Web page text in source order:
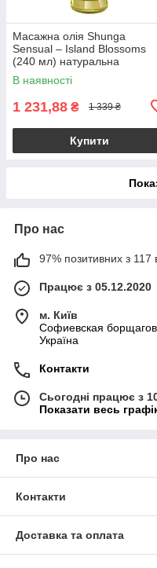
Масажна олія Shunga
Sensual – Island Blossoms
(240 мл) натуральна
зволожувальна
В наявності
1 231,88 ₴ 1 339 ₴
Купити
Про нас
97% позитивних з 117
Працює з 05.12.2020
м. Київ
Софиевская
Україна
Контакти
Сьогодні працює з
Показати весь
Про нас
Контакти
Доставка та оплата